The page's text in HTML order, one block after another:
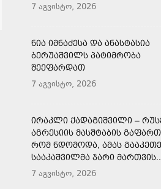
7 აგვისტო, 2026
ᲜᲘᲐ ᲘᲛᲜᲐᲫᲔᲡᲐ ᲓᲐ ᲐᲜᲐᲡᲢᲐᲡᲘᲐ
ᲑᲔᲠᲣᲐᲨᲕᲘᲚᲡ ᲞᲐᲢᲘᲛᲠᲝᲑᲐ
ᲨᲔᲔᲤᲐᲠᲓᲐᲗ
7 აგვისტო, 2026
ᲘᲠᲐᲙᲚᲘ ᲥᲐᲓᲐᲒᲘᲨᲕᲘᲚᲘ –
ᲐᲒᲠᲔᲡᲘᲘᲡ ᲛᲐᲡᲨᲢᲐᲑᲘᲡ
ᲠᲝᲛ ᲜᲓᲝᲛᲝᲓᲐ, ᲐᲛᲐᲡ
ᲡᲐᲐᲙᲐᲨᲕᲘᲚᲛᲐ ᲯᲐᲠᲘ
7 აგვისტო, 2026